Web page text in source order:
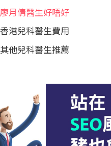
廖月倩醫生好唔好
香港兒科醫生費用
其他兒科醫生推薦